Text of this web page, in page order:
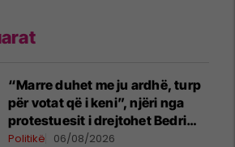
“Marre duhet me ju ardhë, turp
për votat që i keni”, njëri nga
protestuesit i drejtohet Bedri
Hamzës
Politikë 06/08/2026